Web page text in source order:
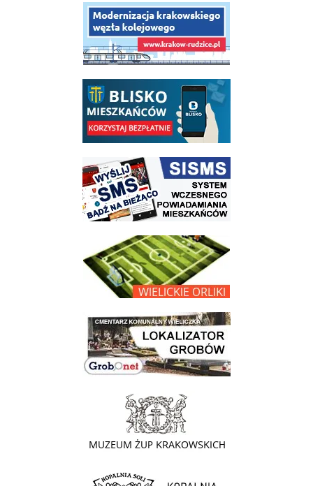
link do opisu projektu budowy linii kolejowej Krakow Rudzice
link do opisu aplikacji - BLISKO, Gmina Wieliczka w aplikacji Blisko
link do strony systemu wczesnego ostrzegania mieszkańców SISMS
link do opisu projektu Wielickie Orliki
link do lokalizatora grobów na wielickim cmentarzu - grobnet
link do strony - Muzeum Żup Krakowskich Wieliczka
link do strony Kopalni Soli Wieliczka